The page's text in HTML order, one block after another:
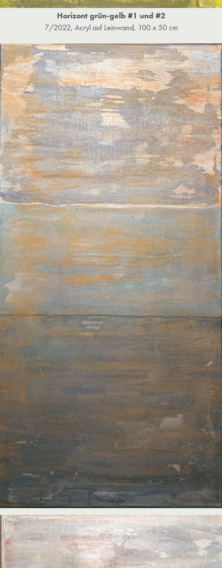
Horizont grün-gelb #1 und #2
7/2022, Acryl auf Leinwand, 100 x 50 cm